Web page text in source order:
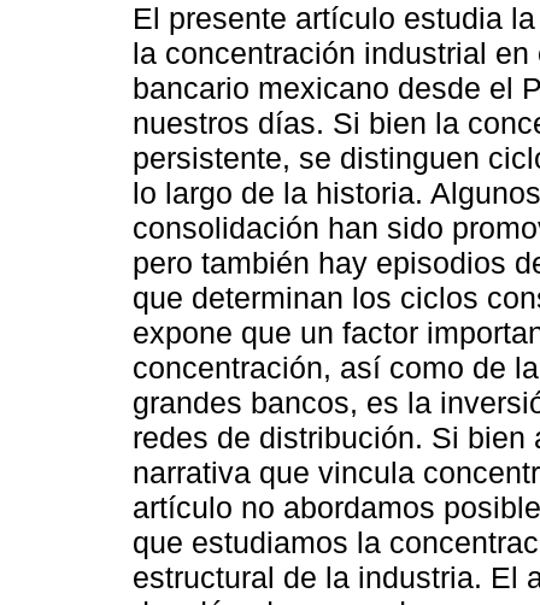
El presente artículo estudia
la concentración industrial en
bancario mexicano desde el
nuestros días. Si bien la
persistente, se distinguen
lo largo de la historia.
consolidación han sido
pero también hay episodios
que determinan los ciclos
expone que un factor
concentración, así como de
grandes bancos, es la
redes de distribución. Si
narrativa que vincula
artículo no abordamos
que estudiamos la
estructural de la industria. El